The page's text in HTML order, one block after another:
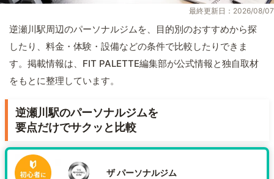
最終更新日：2026/08/07
逆瀬川駅周辺のパーソナルジムを、目的別のおすすめから探
したり、料金・体験・設備などの条件で比較したりできま
す。掲載情報は、FIT PALETTE編集部が公式情報と独自取材
をもとに整理しています。
逆瀬川駅のパーソナルジムを
要点だけでサクッと比較
ザ パーソナルジム